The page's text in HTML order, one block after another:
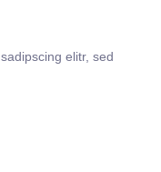
elitr, sed